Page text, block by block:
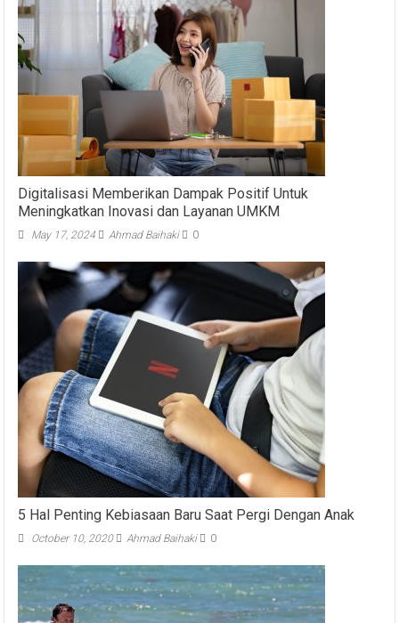
Digitalisasi Memberikan Dampak Positif Untuk
Meningkatkan Inovasi dan Layanan UMKM
May 17, 2024 Ahmad Baihaki 0
5 Hal Penting Kebiasaan Baru Saat Pergi Dengan Anak
October 10, 2020 Ahmad Baihaki 0